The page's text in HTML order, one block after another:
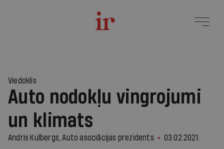
Viedoklis
Auto nodokļu vingrojumi
un klimats
Andris Kulbergs, Auto asociācijas prezidents 03.02.2021.